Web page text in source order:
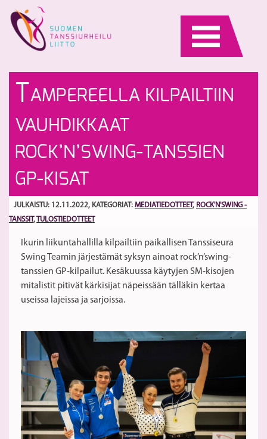
content
AMPEREELLA KILPAILTIIN
VAUHDIKKAAT
ROCK’N’SWING-TANSSIEN
GP-KISAT
JULKAISTU: 12.11.2022, KATEGORIAT: MEDIATIEDOTTEET , ROCK'N'SWING -
TANSSIT , TULOSTIEDOTTEET
Ikurin liikuntahallilla kilpailtiin paikallisen Tanssiseura
Swing Teamin järjestämät syksyn ainoat rock’n’swing-
tanssien GP-kilpailut. Kesäkuussa käytyjen SM-kisojen
mitalistit pitivät kärkisijat näpeissään tälläkin kertaa
useissa lajeissa ja sarjoissa.